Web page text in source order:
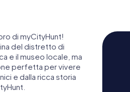
di myCityHunt!
del distretto di
e il museo locale, ma
perfetta per vivere
e dalla ricca storia